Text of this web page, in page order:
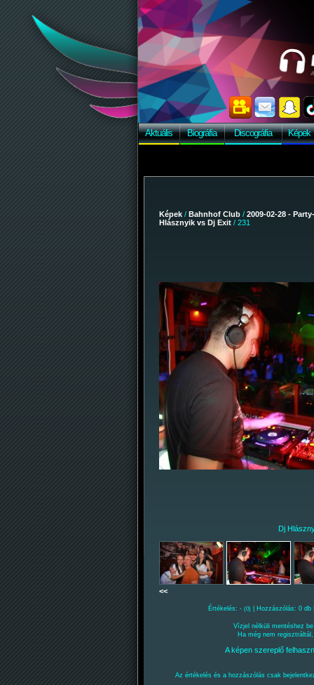
Aktuális Biográfia Discográfia Képek
Képek / Bahnhof Club / 2009-02-28 -
Hlásznyik vs Dj Exit / 231
Dj
<<
Értékelés: - (0) | Hozzászólás: 0
Vízjel nélküli mentéshez
Ha még nem
A képen szereplő
Az értékelés és a hozzászólás csak